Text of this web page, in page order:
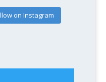
on Instagram